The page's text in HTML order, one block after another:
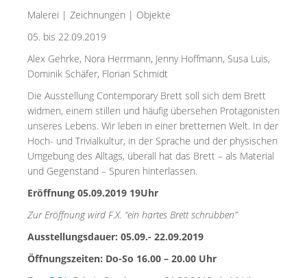
Malerei | Zeichnungen | Objekte
05. bis 22.09.2019
Alex Gehrke, Nora Herrmann, Jenny Hoffmann, Susa Luis,
Dominik Schäfer, Florian Schmidt
Die Ausstellung Contemporary Brett soll sich dem Brett
widmen, einem stillen und häufig übersehen Protagonisten
unseres Lebens. Wir leben in einer bretternen Welt. In der
Hoch- und Trivialkultur, in der Sprache und der physischen
Umgebung des Alltags, überall hat das Brett – als Material
und Gegenstand – Spuren hinterlassen.
Eröffnung 05.09.2019 19Uhr
Zur Eröffnung wird F.X. “ein hartes Brett schrubben”
Ausstellungsdauer: 05.09.- 22.09.2019
Öffnungszeiten: Do-So 16.00 – 20.00 Uhr